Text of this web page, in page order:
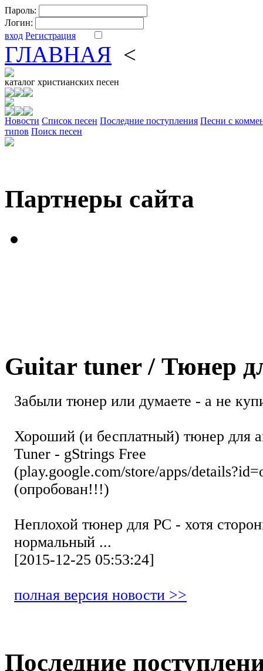
Пароль:
Логин:
вход Регистрация
ГЛАВНАЯ <
каталог христианских песен
Новости Cписок песен Последние поступления Песни с
типов Поиск песен
Партнеры сайта
Guitar tuner / Тюнер
Забыли тюнер или думаете - а не
Хороший (и бесплатный) тюнер для
Tuner - gStrings Free
(play.google.com/store/apps/
(опробован!!!)
Неплохой тюнер для РС - хотя
нормальный ...
[2015-12-25 05:53:24]
полная версия новости >>
Последние